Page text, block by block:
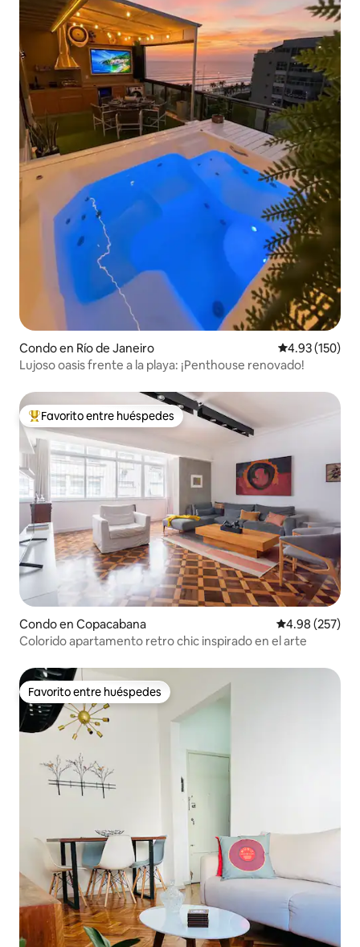
Condo en Río de Janeiro Calificación
4.93 (150)
Lujoso oasis frente a la playa: ¡Penthouse renovado!
Favorito entre huéspedes preferido
Favorito entre huéspedes
Condo en Copacabana Calificación
4.98 (257)
Colorido apartamento retro chic inspirado en el arte
Favorito entre huéspedes
Favorito entre huéspedes